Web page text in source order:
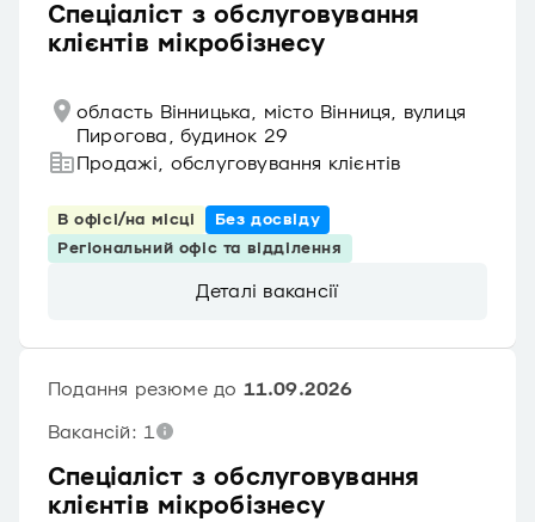
Спеціаліст з обслуговування
клієнтів мікробізнесу
область Вінницька, місто Вінниця, вулиця
Пирогова, будинок 29
Продажі, обслуговування клієнтів
В офісі/на місці
Без досвіду
Регіональний офіс та відділення
Деталі вакансії
Спеціаліст з обслуговування
клієнтів мікробізнесу
Подання резюме до 11.09.2026
Вакансій: 1